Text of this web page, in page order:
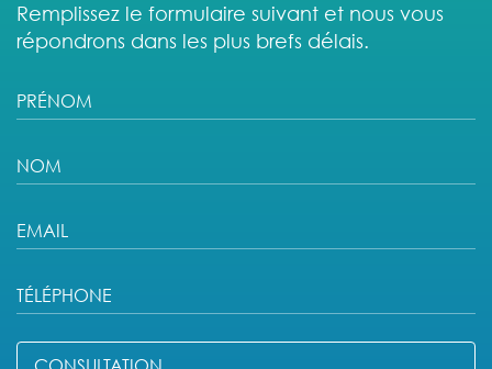
Remplissez le formulaire suivant et nous vous
répondrons dans les plus brefs délais.